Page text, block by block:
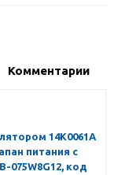
Комментарии
14K0061A
питания с
075W8G12, код